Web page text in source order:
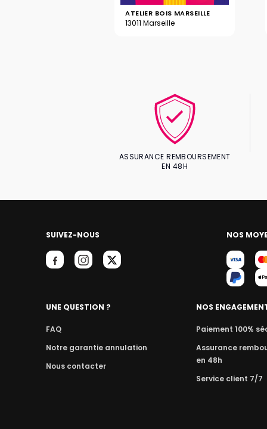
ATELIER BOIS MARSEILLE
13011 Marseille
ASSURANCE REMBOURSEMENT
EN 48H
SUIVEZ-NOUS NOS
UNE QUESTION ?
FAQ
Notre garantie annulation
Nous contacter
NOS
Paiement 100%
Assurance
en 48h
Service client 7/7